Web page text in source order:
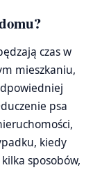
czas w
mieszkaniu,
psa
kiedy
sposobów,